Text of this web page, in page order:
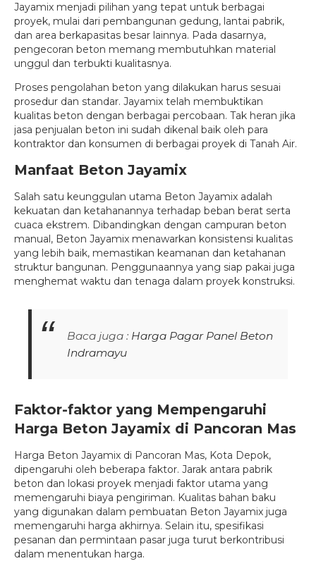
Jayamix menjadi pilihan yang tepat untuk berbagai
proyek, mulai dari pembangunan gedung, lantai pabrik,
dan area berkapasitas besar lainnya. Pada dasarnya,
pengecoran beton memang membutuhkan material
unggul dan terbukti kualitasnya.
Proses pengolahan beton yang dilakukan harus sesuai
prosedur dan standar. Jayamix telah membuktikan
kualitas beton dengan berbagai percobaan. Tak heran jika
jasa penjualan beton ini sudah dikenal baik oleh para
kontraktor dan konsumen di berbagai proyek di Tanah Air.
Manfaat Beton Jayamix
Salah satu keunggulan utama Beton Jayamix adalah
kekuatan dan ketahanannya terhadap beban berat serta
cuaca ekstrem. Dibandingkan dengan campuran beton
manual, Beton Jayamix menawarkan konsistensi kualitas
yang lebih baik, memastikan keamanan dan ketahanan
struktur bangunan. Penggunaannya yang siap pakai juga
menghemat waktu dan tenaga dalam proyek konstruksi.
Baca juga : Harga Pagar Panel Beton
Indramayu
Faktor-faktor yang Mempengaruhi
Harga Beton Jayamix di Pancoran Mas
Harga Beton Jayamix di Pancoran Mas, Kota Depok,
dipengaruhi oleh beberapa faktor. Jarak antara pabrik
beton dan lokasi proyek menjadi faktor utama yang
memengaruhi biaya pengiriman. Kualitas bahan baku
yang digunakan dalam pembuatan Beton Jayamix juga
memengaruhi harga akhirnya. Selain itu, spesifikasi
pesanan dan permintaan pasar juga turut berkontribusi
dalam menentukan harga.